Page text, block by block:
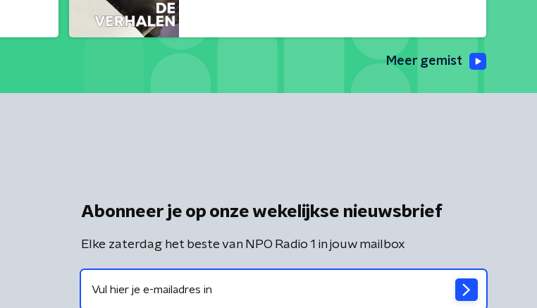
Meer gemist
Abonneer je op onze wekelijkse nieuwsbrief
Elke zaterdag het beste van NPO Radio 1 in jouw mailbox